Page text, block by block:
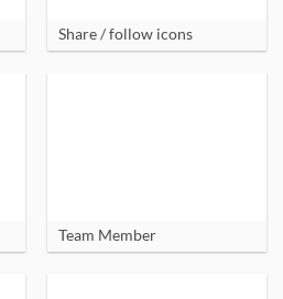
Share / follow icons
Team Member